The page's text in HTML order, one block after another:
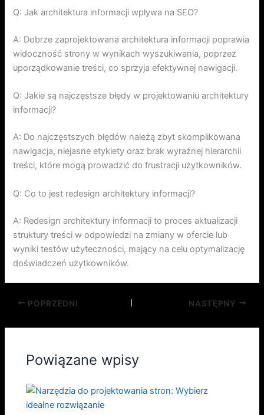
Q: Jak architektura informacji wpływa na SEO?
A: Dobrze zaprojektowana architektura informacji poprawia
widoczność strony w wynikach wyszukiwania, poprzez
uporządkowanie treści, co sprzyja efektywnej nawigacji.
Q: Jakie są najczęstsze błędy w projektowaniu architektury
informacji?
A: Do najczęstszych błędów należą zbyt skomplikowana
nawigacja, niejasne etykiety oraz brak wyraźnej hierarchii
treści, które mogą prowadzić do frustracji użytkowników.
Q: Co to jest redesign architektury informacji?
A: Redesign architektury informacji to proces aktualizacji
struktury treści w odpowiedzi na zmiany w ofercie lub
wyniki testów użyteczności, mający na celu optymalizację
doświadczeń użytkowników.
POPRZEDNI NASTĘPNY
Powiązane wpisy